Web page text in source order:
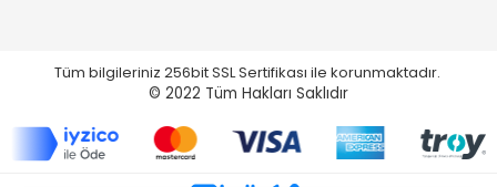
Tüm bilgileriniz 256bit SSL Sertifikası ile korunmaktadır.
© 2022 Tüm Hakları Saklıdır